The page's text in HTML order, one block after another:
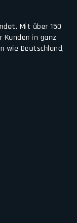
Mit über 150
in ganz
wie Deutschland,